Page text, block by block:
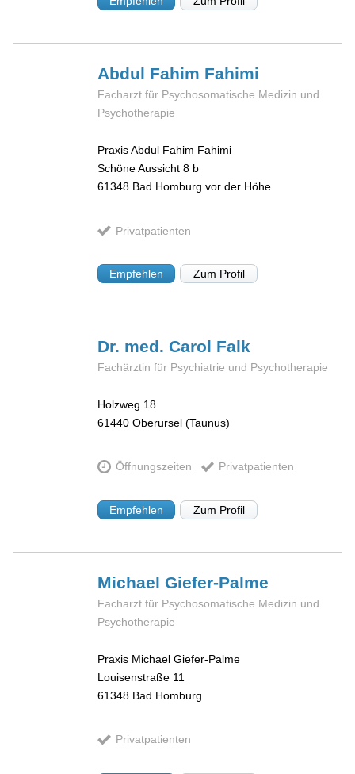
Abdul Fahim Fahimi
Facharzt für Psychosomatische Medizin und
Psychotherapie
Praxis Abdul Fahim Fahimi
Schöne Aussicht 8 b
61348 Bad Homburg vor der Höhe
Privatpatienten
Empfehlen Zum Profil
Dr. med. Carol Falk
Fachärztin für Psychiatrie und Psychotherapie
Holzweg 18
61440 Oberursel (Taunus)
Öffnungszeiten Privatpatienten
Empfehlen Zum Profil
MichaelGiefer-Palme
Facharzt für Psychosomatische Medizin und
Psychotherapie
Praxis Michael Giefer-Palme
Louisenstraße 11
61348 Bad Homburg
Privatpatienten